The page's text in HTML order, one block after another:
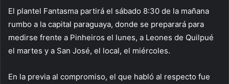
El plantel Fantasma partirá el sábado 8:30 de la mañana
rumbo a la capital paraguaya, donde se preparará para
medirse frente a Pinheiros el lunes, a Leones de Quilpué
el martes y a San José, el local, el miércoles.
En la previa al compromiso, el que habló al respecto fue